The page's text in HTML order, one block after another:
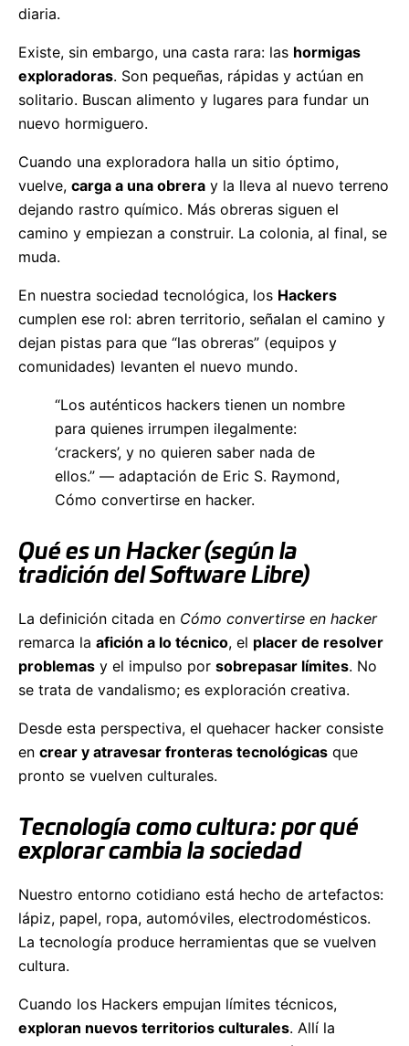
diaria.
Existe, sin embargo, una casta rara: las hormigas
exploradoras. Son pequeñas, rápidas y actúan en
solitario. Buscan alimento y lugares para fundar un
nuevo hormiguero.
Cuando una exploradora halla un sitio óptimo,
vuelve, carga a una obrera y la lleva al nuevo terreno
dejando rastro químico. Más obreras siguen el
camino y empiezan a construir. La colonia, al final, se
muda.
En nuestra sociedad tecnológica, los Hackers
cumplen ese rol: abren territorio, señalan el camino y
dejan pistas para que “las obreras” (equipos y
comunidades) levanten el nuevo mundo.
“Los auténticos hackers tienen un nombre
para quienes irrumpen ilegalmente:
‘crackers’, y no quieren saber nada de
ellos.” — adaptación de Eric S. Raymond,
Cómo convertirse en hacker.
Qué es un Hacker (según la
tradición del Software Libre)
La definición citada en Cómo convertirse en hacker
remarca la afición a lo técnico, el placer de resolver
problemas y el impulso por sobrepasar límites. No
se trata de vandalismo; es exploración creativa.
Desde esta perspectiva, el quehacer hacker consiste
en crear y atravesar fronteras tecnológicas que
pronto se vuelven culturales.
Tecnología como cultura: por qué
explorar cambia la sociedad
Nuestro entorno cotidiano está hecho de artefactos:
lápiz, papel, ropa, automóviles, electrodomésticos.
La tecnología produce herramientas que se vuelven
cultura.
Cuando los Hackers empujan límites técnicos,
exploran nuevos territorios culturales. Allí la